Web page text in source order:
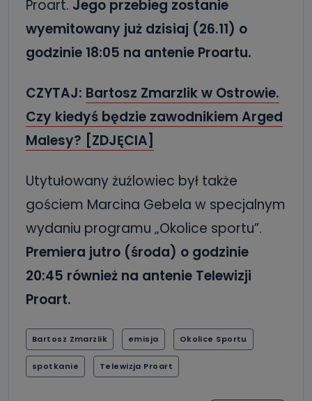
Proart. Jego przebieg zostanie
wyemitowany już dzisiaj (26.11) o
godzinie 18:05 na antenie Proartu.
CZYTAJ: Bartosz Zmarzlik w Ostrowie.
Czy kiedyś będzie zawodnikiem Arged
Malesy? [ZDJĘCIA]
Utytułowany żużlowiec był także
gościem Marcina Gebela w specjalnym
wydaniu programu „Okolice sportu”.
Premiera jutro (środa) o godzinie
20:45 również na antenie Telewizji
Proart.
Bartosz Zmarzlik emisja Okolice Sportu
spotkanie Telewizja Proart